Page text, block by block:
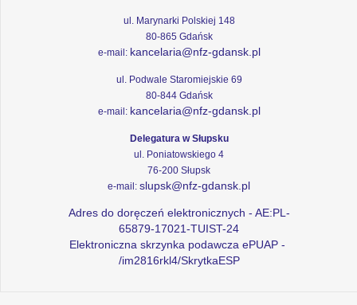
ul. Marynarki Polskiej 148
80-865 Gdańsk
e-mail: kancelaria@nfz-gdansk.pl
ul. Podwale Staromiejskie 69
80-844 Gdańsk
e-mail: kancelaria@nfz-gdansk.pl
Delegatura w Słupsku
ul. Poniatowskiego 4
76-200 Słupsk
e-mail: slupsk@nfz-gdansk.pl
Adres do doręczeń elektronicznych - AE:PL-
65879-17021-TUIST-24
Elektroniczna skrzynka podawcza ePUAP -
/im2816rkl4/SkrytkaESP